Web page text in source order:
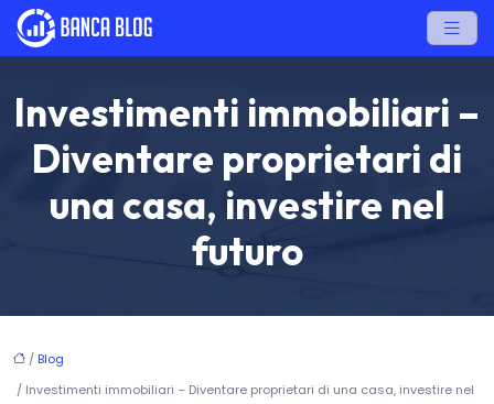
Investimenti immobiliari –
Diventare proprietari di
una casa, investire nel
futuro
/ Blog
/ Investimenti immobiliari – Diventare proprietari di una casa, investire nel